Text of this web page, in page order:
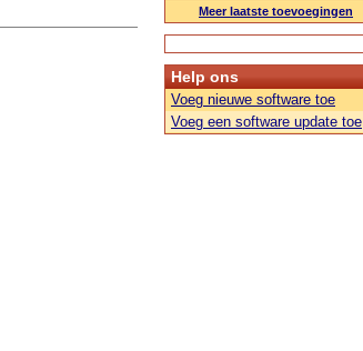
Meer laatste toevoegingen
Help ons
Voeg nieuwe software toe
Voeg een software update toe